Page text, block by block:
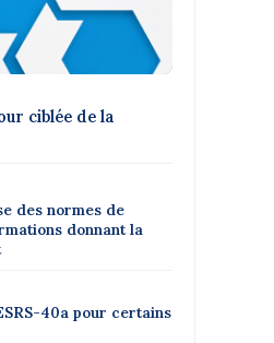
ciblée de la
des normes de
donnant la
40a pour certains